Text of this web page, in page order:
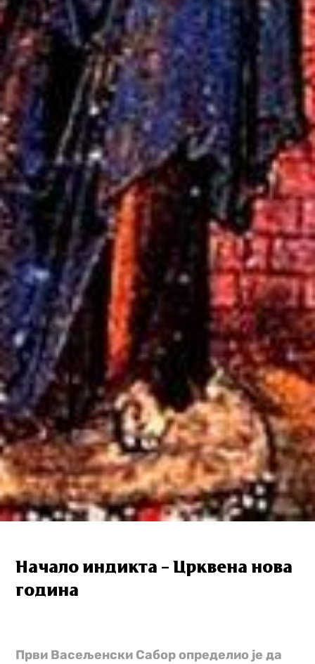
Начало индикта – Црквена нова
година
Први Васељенски Сабор определио је да